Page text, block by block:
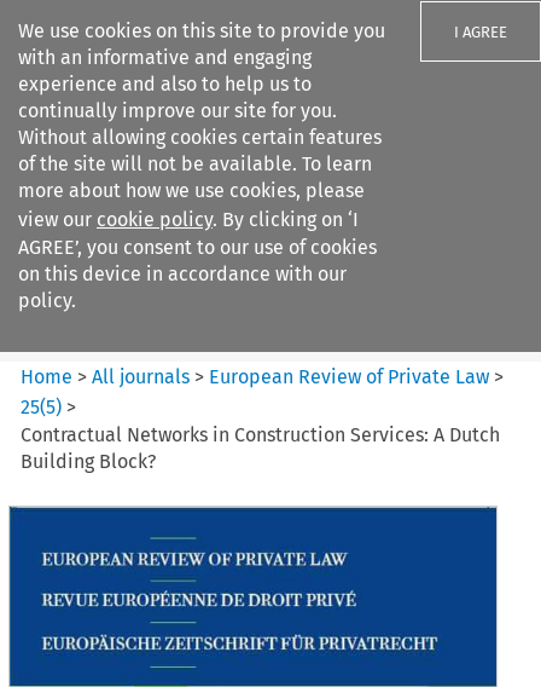
We use cookies on this site to provide you
with an informative and engaging
experience and also to help us to
continually improve our site for you.
Without allowing cookies certain features
of the site will not be available. To learn
more about how we use cookies, please
view our cookie policy. By clicking on ‘I
AGREE’, you consent to our use of cookies
on this device in accordance with our
policy.
I AGREE
Search filters
European Review of Private
Law
Home >All journals > European Review of Private Law >
25(5) >
Contractual Networks in Construction Services: A Dutch
Building Block?